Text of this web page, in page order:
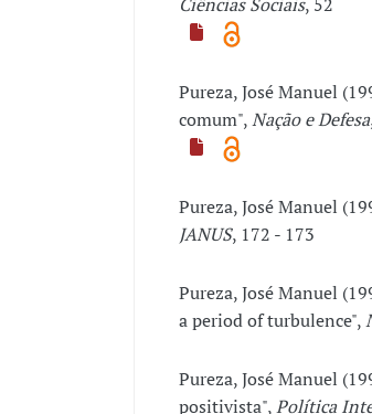
Pureza, José Manuel
comum",Nação e Defesa
Pureza, José Manuel
JANUS, 172 - 173
Pureza, José Manuel
a period of turbulence",
Pureza, José Manuel
positivista",Política